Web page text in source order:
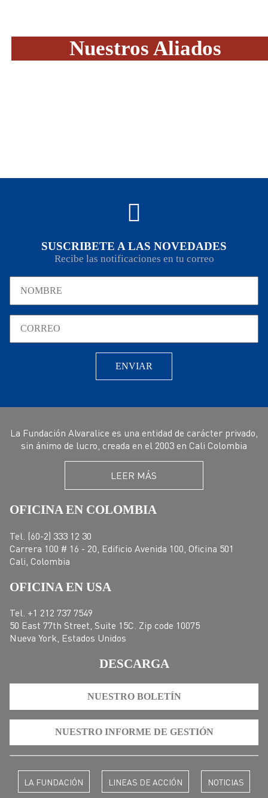
Nuestros Aliados
SUSCRIBETE A LAS NOVEDADES
Recibe las notificaciones en tu correo
La Fundación Alvaralice es una entidad de carácter privado,
sin ánimo de lucro, creada en el 2003 en Cali Colombia
LEER MÁS
OFICINA EN COLOMBIA
Tel. (60-2) 333 12 30
Carrera 100 # 16 - 20, Edificio Avenida 100, Oficina 501
Cali, Colombia
OFICINA EN USA
Tel. +1 212 737 7549
50 East 77th Street, Suite 15C. Zip code 10075
Nueva York, Estados Unidos
DESCARGA
NUESTRO BOLETÍN
NUESTRO INFORME DE GESTIÓN
LA FUNDACIÓN LINEAS DE ACCIÓN NOTICIAS